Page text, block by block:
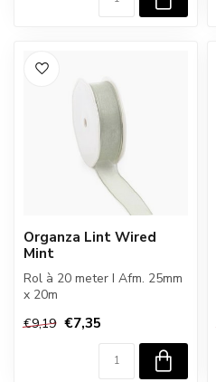
Organza Lint Wired
Mint
Rol à 20 meter I Afm. 25mm
x 20m
€9,19 €7,35